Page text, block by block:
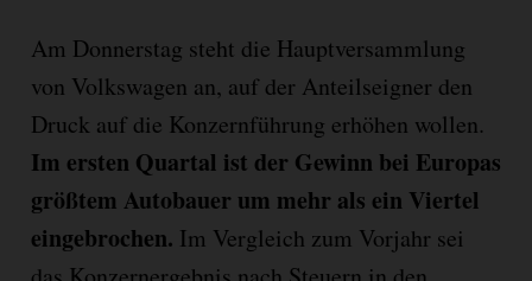
Am Donnerstag steht die Hauptversammlung
von Volkswagen an, auf der Anteilseigner den
Druck auf die Konzernführung erhöhen wollen.
Im ersten Quartal ist der Gewinn bei Europas
größtem Autobauer um mehr als ein Viertel
eingebrochen. Im Vergleich zum Vorjahr sei